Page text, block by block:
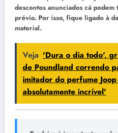
descontos anunciados cá
prévio. Por isso, fique ligado à
material.
Veja 'Dura o dia todo',
de Poundland correndo
imitador do perfume
absolutamente incrível'